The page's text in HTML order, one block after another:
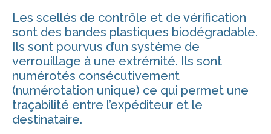
Les scellés de contrôle et de vérification
sont des bandes plastiques biodégradable.
Ils sont pourvus d’un système de
verrouillage à une extrémité. Ils sont
numérotés consécutivement
(numérotation unique) ce qui permet une
traçabilité entre l’expéditeur et le
destinataire.